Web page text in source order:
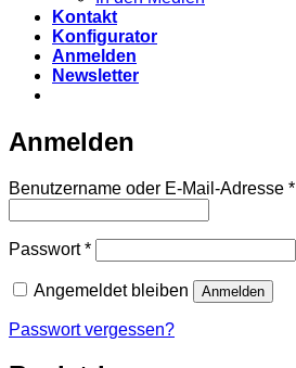
Kontakt
Konfigurator
Anmelden
Newsletter
Anmelden
Benutzername oder E-Mail-Adresse *
Passwort*Erforderlich
Angemeldet bleiben Anmelden
Passwort vergessen?